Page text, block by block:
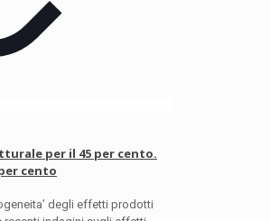
per il 45 per cento.
cento
degli effetti prodotti